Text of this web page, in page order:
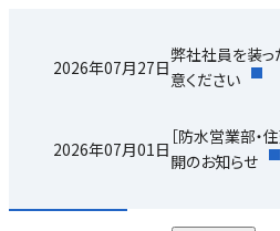
2026年07月27日
弊社社員を装っ
意ください
2026年07月01日
［防水営業部・
開のお知らせ